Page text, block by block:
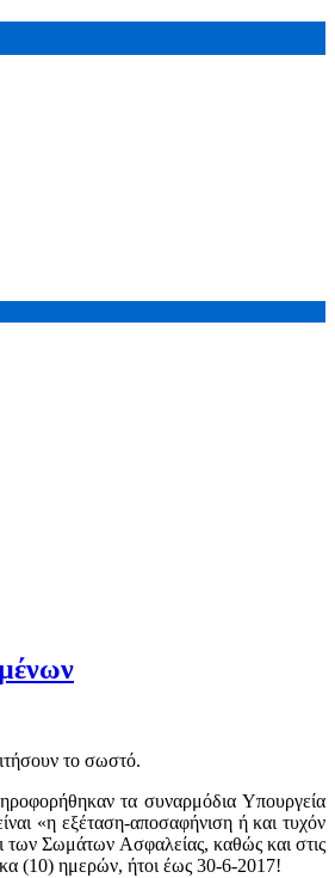
το σωστό.
τα συναρμόδια Υπουργεία
«η εξέταση-αποσαφήνιση ή και τυχόν
Σωμάτων Ασφαλείας, καθώς και στις
(10) ημερών, ήτοι έως 30-6-2017!